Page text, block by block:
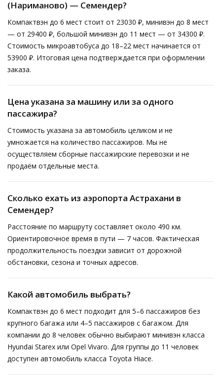
(Нариманово) — Семендер?
Компактвэн до 6 мест стоит от 23030 ₽, минивэн до 8 мест
— от 29400 ₽, большой минивэн до 11 мест — от 34300 ₽.
Стоимость микроавтобуса до 18–22 мест начинается от
53900 ₽. Итоговая цена подтверждается при оформлении
заказа.
Цена указана за машину или за одного
пассажира?
Стоимость указана за автомобиль целиком и не
умножается на количество пассажиров. Мы не
осуществляем сборные пассажирские перевозки и не
продаём отдельные места.
Сколько ехать из аэропорта Астрахани в
Семендер?
Расстояние по маршруту составляет около 490 км.
Ориентировочное время в пути — 7 часов. Фактическая
продолжительность поездки зависит от дорожной
обстановки, сезона и точных адресов.
Какой автомобиль выбрать?
Компактвэн до 6 мест подходит для 5–6 пассажиров без
крупного багажа или 4–5 пассажиров с багажом. Для
компании до 8 человек обычно выбирают минивэн класса
Hyundai Starex или Opel Vivaro. Для группы до 11 человек
доступен автомобиль класса Toyota Hiace.